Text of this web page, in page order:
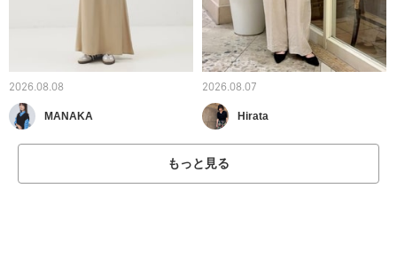
2026.08.08
MANAKA
2026.08.07
Hirata
もっと見る